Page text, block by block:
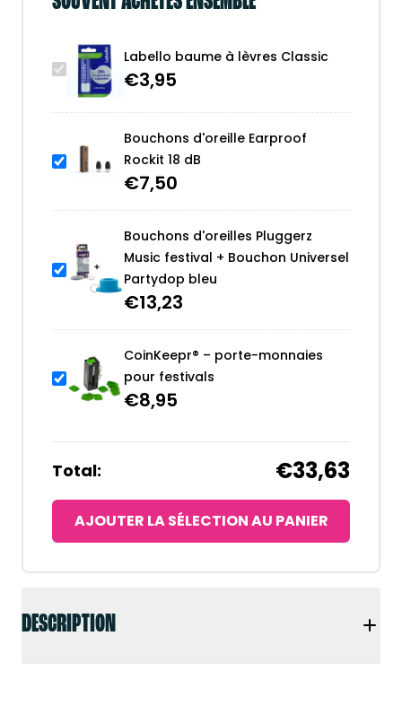
DESCRIPTION
Labello baume à lèvres Classic
€3,95
Bouchons d'oreille Earproof
Rockit 18 dB
€7,50
Bouchons d'oreilles Pluggerz
Music festival + Bouchon Universel
Partydop bleu
€13,23
CoinKeepr® – porte-monnaies
pour festivals
€8,95
Total: €33,63
AJOUTER LA SÉLECTION AU PANIER